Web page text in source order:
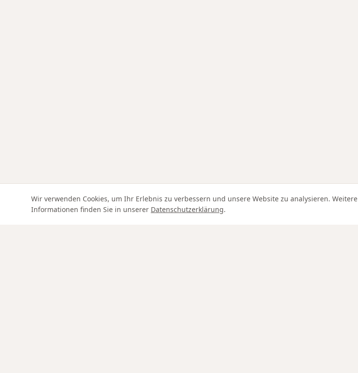
Wir verwenden Cookies, um Ihr Erlebnis zu verbessern und unsere Website zu analysieren. Weitere
Informationen finden Sie in unserer Datenschutzerklärung.